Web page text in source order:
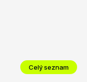
Celý seznam